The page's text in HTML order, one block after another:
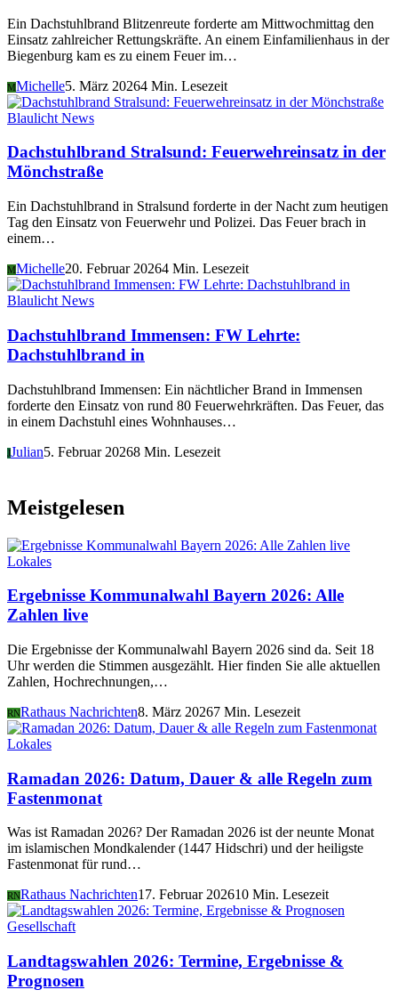
Ein Dachstuhlbrand Blitzenreute forderte am Mittwochmittag den
Einsatz zahlreicher Rettungskräfte. An einem Einfamilienhaus in der
Biegenburg kam es zu einem Feuer im…
MMichelle5. März 20264 Min. Lesezeit
Blaulicht News
Dachstuhlbrand Stralsund: Feuerwehreinsatz in der
Mönchstraße
Ein Dachstuhlbrand in Stralsund forderte in der Nacht zum heutigen
Tag den Einsatz von Feuerwehr und Polizei. Das Feuer brach in
einem…
MMichelle20. Februar 20264 Min. Lesezeit
Blaulicht News
Dachstuhlbrand Immensen: FW Lehrte:
Dachstuhlbrand in
Dachstuhlbrand Immensen: Ein nächtlicher Brand in Immensen
forderte den Einsatz von rund 80 Feuerwehrkräften. Das Feuer, das
in einem Dachstuhl eines Wohnhauses…
JJulian5. Februar 20268 Min. Lesezeit
Meistgelesen
Lokales
Ergebnisse Kommunalwahl Bayern 2026: Alle
Zahlen live
Die Ergebnisse der Kommunalwahl Bayern 2026 sind da. Seit 18
Uhr werden die Stimmen ausgezählt. Hier finden Sie alle aktuellen
Zahlen, Hochrechnungen,…
RNRathaus Nachrichten8. März 20267 Min. Lesezeit
Lokales
Ramadan 2026: Datum, Dauer & alle Regeln zum
Fastenmonat
Was ist Ramadan 2026? Der Ramadan 2026 ist der neunte Monat
im islamischen Mondkalender (1447 Hidschri) und der heiligste
Fastenmonat für rund…
RNRathaus Nachrichten17. Februar 202610 Min. Lesezeit
Gesellschaft
Landtagswahlen 2026: Termine, Ergebnisse &
Prognosen